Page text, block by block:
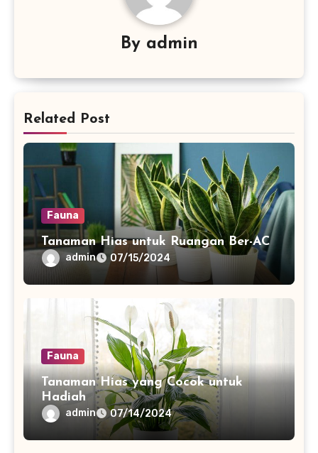
By admin
Related Post
Fauna
Tanaman Hias untuk Ruangan Ber-AC
admin 07/15/2024
Fauna
Tanaman Hias yang Cocok untuk
Hadiah
admin 07/14/2024